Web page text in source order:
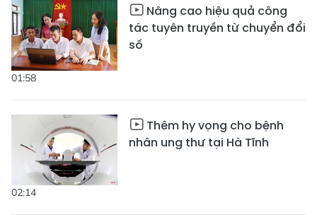
01:58
Nâng cao hiệu quả công
tác tuyên truyền từ chuyển đổi
số
02:14
Thêm hy vọng cho bệnh
nhân ung thư tại Hà Tĩnh